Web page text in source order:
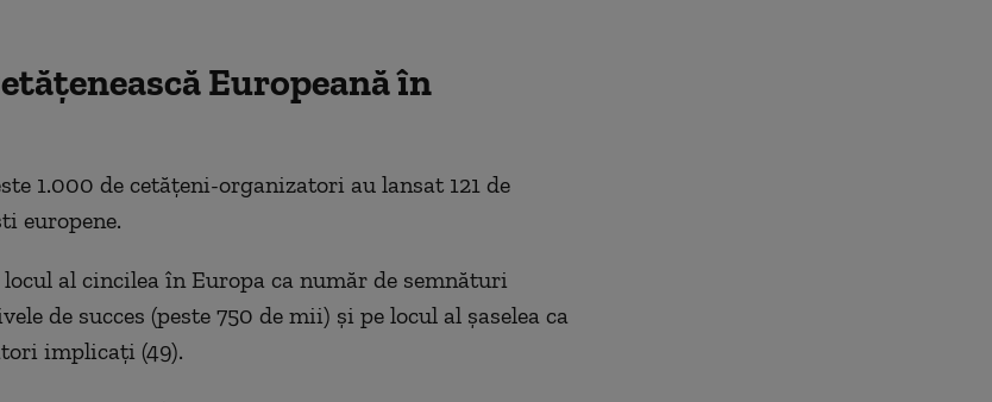
Europeană în
1.000 de cetățeni-organizatori au lansat 121 de
europene.
locul al cincilea în Europa ca număr de semnături
de succes (peste 750 de mii) și pe locul al șaselea ca
implicați (49).